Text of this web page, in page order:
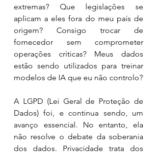
extremas? Que legislações se
aplicam a eles fora do meu país de
origem? Consigo trocar de
fornecedor sem comprometer
operações críticas? Meus dados
estão sendo utilizados para treinar
modelos de IA que eu não controlo?
A LGPD (Lei Geral de Proteção de
Dados) foi, e continua sendo, um
avanço essencial. No entanto, ela
não resolve o debate da soberania
dos dados. Privacidade trata dos